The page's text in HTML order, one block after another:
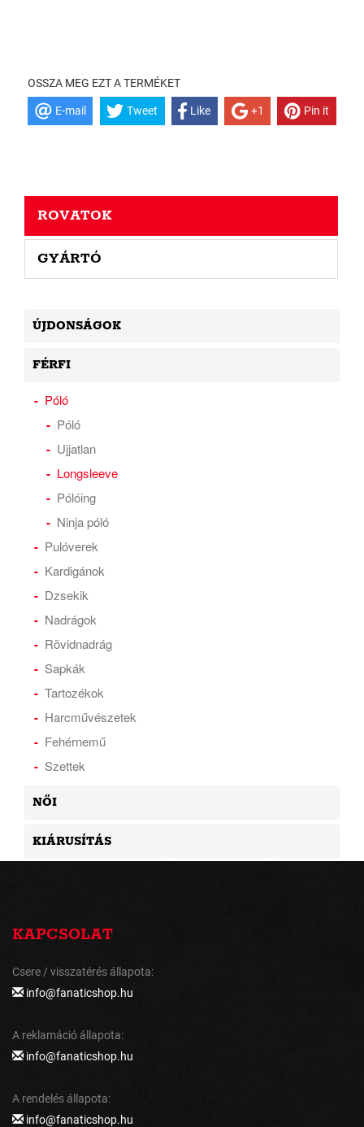
OSSZA MEG EZT A TERMÉKET
E-mail Tweet Like +1 Pin it
ROVATOK
GYÁRTÓ
ÚJDONSÁGOK
FÉRFI
Póló
Póló
Ujjatlan
Longsleeve
Pólóing
Ninja póló
Pulóverek
Kardigánok
Dzsekik
Nadrágok
Rövidnadrág
Sapkák
Tartozékok
Harcművészetek
Fehérnemű
Szettek
NŐI
KIÁRUSÍTÁS
KAPCSOLAT
Csere / visszatérés állapota:
info@fanaticshop.hu
A reklamáció állapota:
info@fanaticshop.hu
A rendelés állapota:
info@fanaticshop.hu